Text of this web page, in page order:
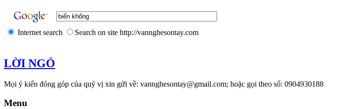
Internet search Search on site http://vannghesontay.com
LỜI NGỎ
Mọi ý kiến đóng góp của quý vị xin gửi về: vannghesontay@gmail.com; hoặc gọi theo số: 0904930188
Menu